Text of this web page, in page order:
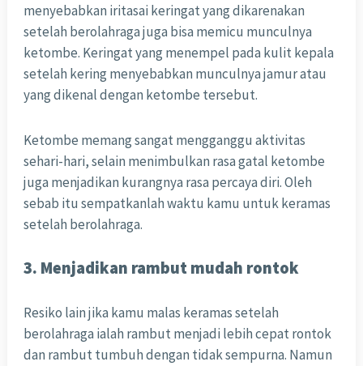
menyebabkan iritasai keringat yang dikarenakan
setelah berolahraga juga bisa memicu munculnya
ketombe. Keringat yang menempel pada kulit kepala
setelah kering menyebabkan munculnya jamur atau
yang dikenal dengan ketombe tersebut.
Ketombe memang sangat mengganggu aktivitas
sehari-hari, selain menimbulkan rasa gatal ketombe
juga menjadikan kurangnya rasa percaya diri. Oleh
sebab itu sempatkanlah waktu kamu untuk keramas
setelah berolahraga.
3. Menjadikan rambut mudah rontok
Resiko lain jika kamu malas keramas setelah
berolahraga ialah rambut menjadi lebih cepat rontok
dan rambut tumbuh dengan tidak sempurna. Namun